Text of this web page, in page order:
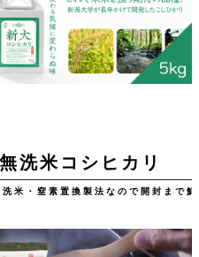
洗米コシヒカリ
米・窒素置換製法なので開封まで